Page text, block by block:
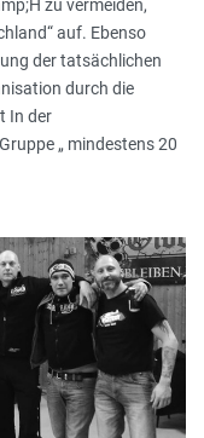
zu vermeiden,
auf. Ebenso
der tatsächlichen
durch die
In der
„ mindestens 20